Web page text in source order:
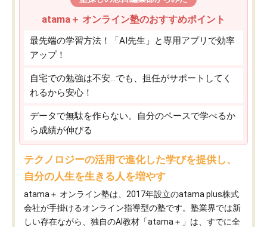
atama＋ オンライン塾のおすすめポイント
最先端の学習方法！「AI先生」と専用アプリで効率
アップ！
自宅での勉強は不安…でも、担任がサポートしてく
れるから安心！
データで無駄を作らない。自分のペースで学べるか
ら成績が伸びる
テクノロジーの活用で進化した学びを提供し、
自分の人生を生きる人を増やす
atama＋ オンライン塾は、2017年設立のatama plus株式
会社が手掛けるオンライン指導型の塾です。塾業界では新
しい存在ながら、独自のAI教材「atama＋」は、すでに全